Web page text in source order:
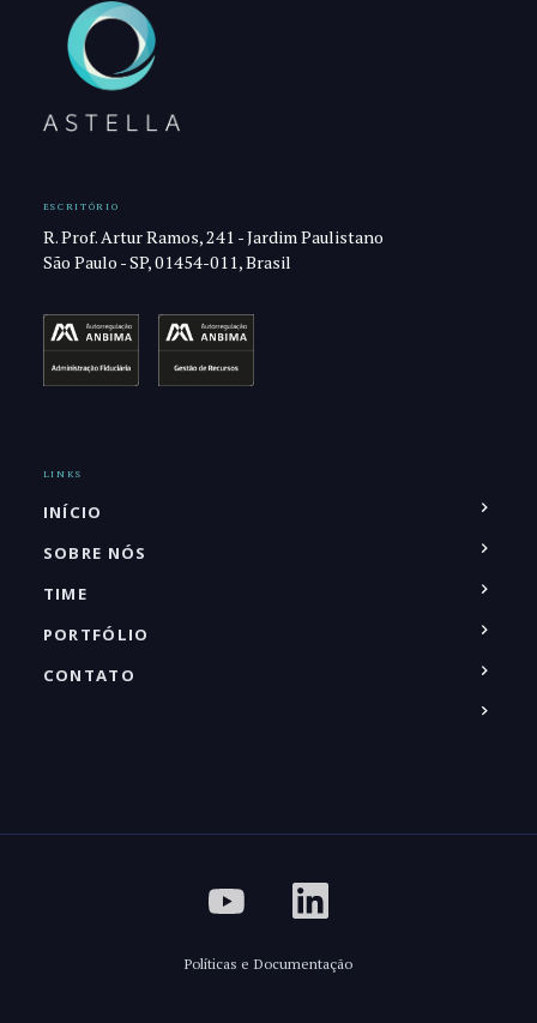
ESCRITÓRIO
R. Prof. Artur Ramos, 241 - Jardim Paulistano
São Paulo - SP, 01454-011, Brasil
LINKS
INÍCIO
SOBRE NÓS
TIME
PORTFÓLIO
CONTATO
Políticas e Documentação